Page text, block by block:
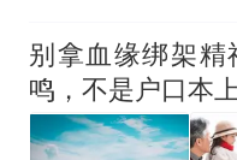
别拿血缘绑架
鸣，不是户口本